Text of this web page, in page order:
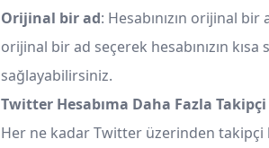
Orijinal bir ad: Hesabınızın orijinal
orijinal bir ad seçerek hesabınızın
sağlayabilirsiniz.
Twitter Hesabıma Daha Fazla
Her ne kadar Twitter üzerinden